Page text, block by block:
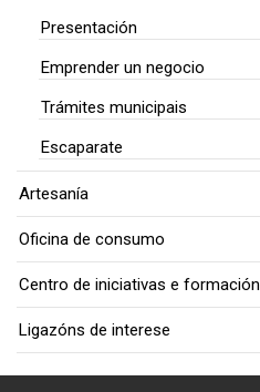
Presentación
Emprender un negocio
Trámites municipais
Escaparate
Artesanía
Oficina de consumo
Centro de iniciativas e formación
Ligazóns de interese